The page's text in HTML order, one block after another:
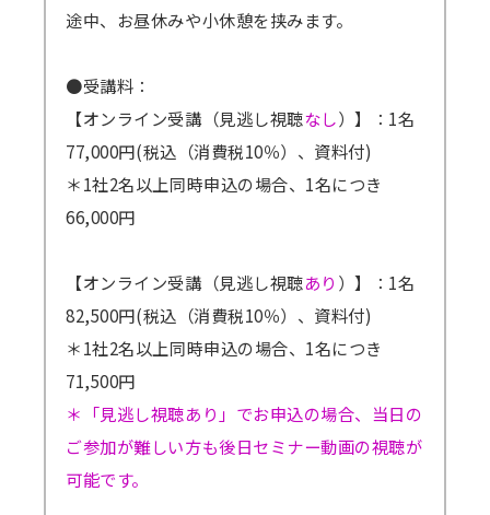
途中、お昼休みや小休憩を挟みます。
●受講料：
【オンライン受講（見逃し視聴なし）】：1名
77,000円(税込（消費税10％）、資料付)
＊1社2名以上同時申込の場合、1名につき
66,000円
【オンライン受講（見逃し視聴あり ）】：1名
82,500円(税込（消費税10％）、資料付)
＊1社2名以上同時申込の場合、1名につき
71,500円
＊「見逃し視聴あり」でお申込の場合、当日の
ご参加が難しい方も後日セミナー動画の視聴が
可能です。